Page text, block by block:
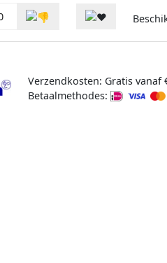
Verzendkosten: Gratis vanaf
Betaalmethodes: